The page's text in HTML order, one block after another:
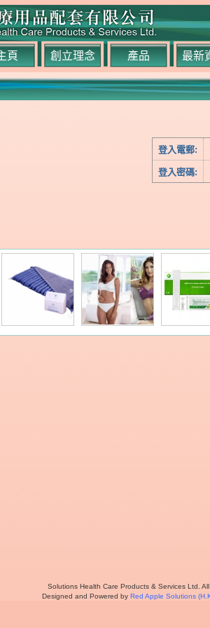
頁 創立理念 產品 最新
登入電郵:
登入密碼:
Solutions Health Care Products & Services Ltd. All
Designed and Powered by Red Apple Solutions